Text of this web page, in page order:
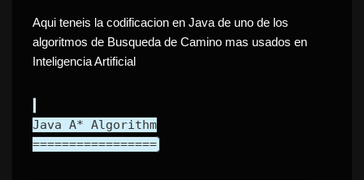
Aqui teneis la codificacion en Java de uno de los
algoritmos de Busqueda de Camino mas usados en
Inteligencia Artificial
Java A* Algorithm
=================